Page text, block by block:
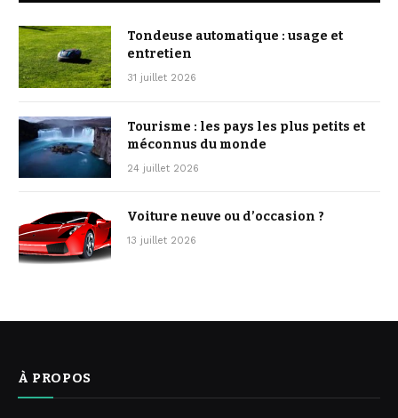
Tondeuse automatique : usage et
entretien
31 juillet 2026
Tourisme : les pays les plus petits et
méconnus du monde
24 juillet 2026
Voiture neuve ou d’occasion ?
13 juillet 2026
À PROPOS